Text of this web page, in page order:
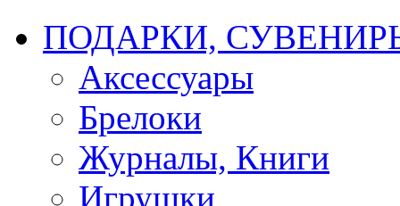
ПОДАРКИ,
Аксессуары
Брелоки
Журналы, Книги
Игрушки